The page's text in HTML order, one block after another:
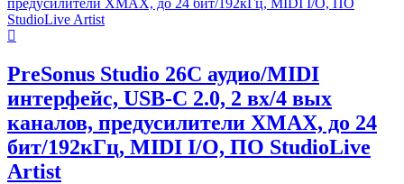
PreSonus Studio 26C аудио/MIDI
интерфейс, USB-C 2.0, 2 вх/4 вых
каналов, предусилители XMAX, до 24
бит/192кГц, MIDI I/O, ПО StudioLive
Artist